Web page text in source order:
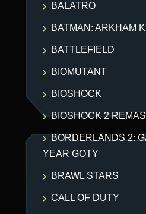
BALATRO
BATMAN: ARKHAM
BATTLEFIELD
BIOMUTANT
BIOSHOCK
BIOSHOCK 2
BORDERLANDS 2:
YEAR GOTY
BRAWL STARS
CALL OF DUTY